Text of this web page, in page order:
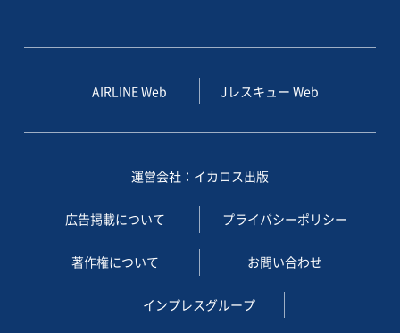
AIRLINE Web Jレスキュー Web
運営会社：イカロス出版
広告掲載について プライバシーポリシー
著作権について お問い合わせ
インプレスグループ